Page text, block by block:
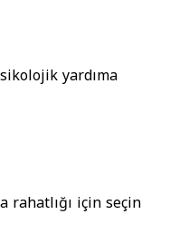
yardıma
rahatlığı için seçin